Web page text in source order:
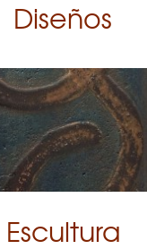
Diseños
Escultura